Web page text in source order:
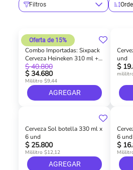
Filtros
Combo Importadas: Sixpack
Cerveza Heineken 310 ml +
Sixpack Cerveza Sol 310 ml
$ 34.680
$ 40.800
Oferta de 15%
Mililitro $9,44
AGREGAR
und
$
Cerveza Sol botella 330 ml x
6 und
$ 25.800
Mililitro $12,12
AGREGAR
6 und
$